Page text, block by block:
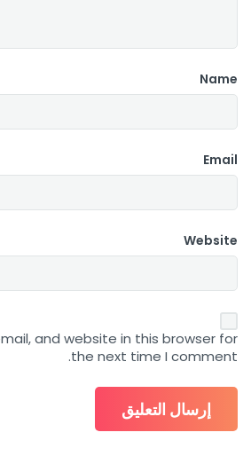
Name
Email
Website
and website in this browser for
the next time I comment.